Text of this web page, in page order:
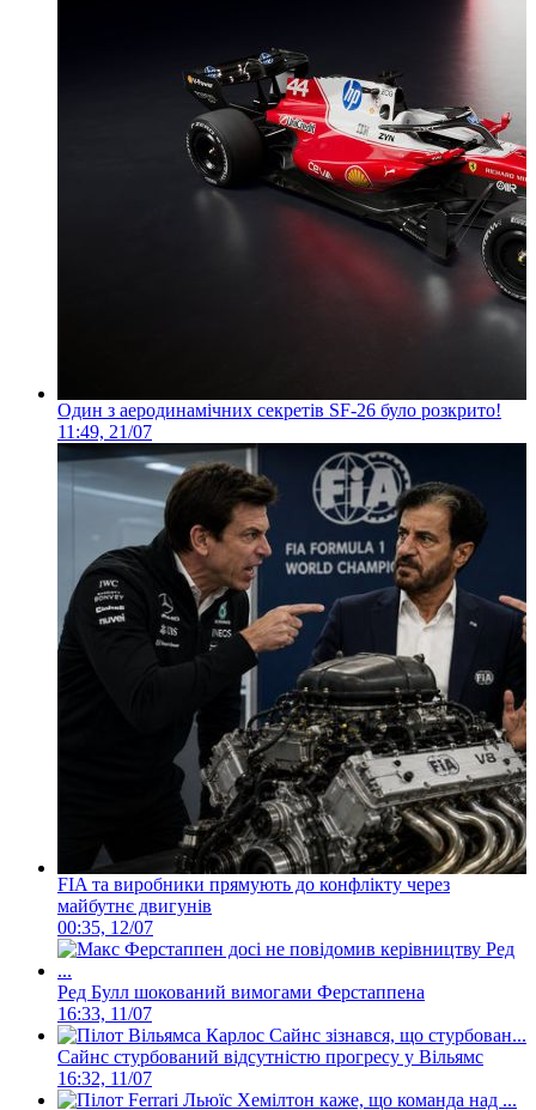
Один з аеродинамічних секретів SF-26 було розкрито!
11:49, 21/07
FIA та виробники прямують до конфлікту через
майбутнє двигунів
00:35, 12/07
Ред Булл шокований вимогами Ферстаппена
16:33, 11/07
Сайнс стурбований відсутністю прогресу у Вільямс
16:32, 11/07